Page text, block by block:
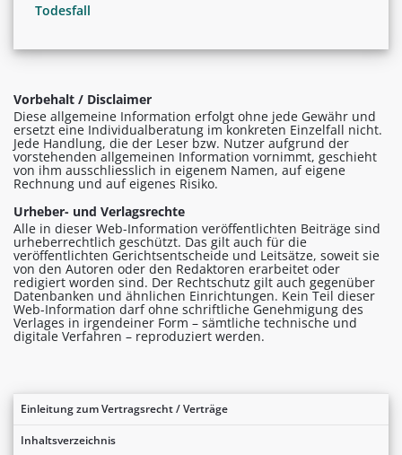
Einleitung zum Vertragsrecht / Verträge
Inhaltsverzeichnis
Todesfall
Vorbehalt / Disclaimer
Diese allgemeine Information erfolgt ohne jede Gewähr und
ersetzt eine Individualberatung im konkreten Einzelfall nicht.
Jede Handlung, die der Leser bzw. Nutzer aufgrund der
vorstehenden allgemeinen Information vornimmt, geschieht
von ihm ausschliesslich in eigenem Namen, auf eigene
Rechnung und auf eigenes Risiko.
Urheber- und Verlagsrechte
Alle in dieser Web-Information veröffentlichten Beiträge sind
urheberrechtlich geschützt. Das gilt auch für die
veröffentlichten Gerichtsentscheide und Leitsätze, soweit sie
von den Autoren oder den Redaktoren erarbeitet oder
redigiert worden sind. Der Rechtschutz gilt auch gegenüber
Datenbanken und ähnlichen Einrichtungen. Kein Teil dieser
Web-Information darf ohne schriftliche Genehmigung des
Verlages in irgendeiner Form – sämtliche technische und
digitale Verfahren – reproduziert werden.